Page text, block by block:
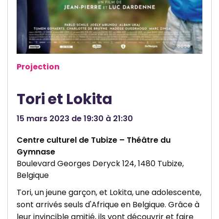
u
r
c
l
u
r
e
l
p
p
e
Projection
Tori et Lokita
15 mars 2023 de 19:30 à 21:30
Centre culturel de Tubize – Théâtre du
Gymnase
Boulevard Georges Deryck 124, 1480 Tubize,
Belgique
Tori, un jeune garçon, et Lokita, une adolescente,
sont arrivés seuls d'Afrique en Belgique. Grâce à
leur invincible amitié, ils vont découvrir et faire